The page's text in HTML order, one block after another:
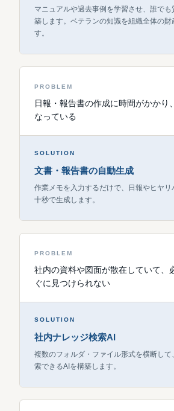
マニュアルや過去事例を学習させ、誰で
築します。ベテランの知識を組織全体の財
す。
PROBLEM
日報・報告書の作成に時間がかかり
なっている
SOLUTION
文書・報告書の自動生成
作業メモを入力するだけで、日報やヒヤリ
十秒で生成します。
PROBLEM
社内の資料や図面が散在していて、
ぐに見つけられない
SOLUTION
社内ナレッジ検索AI
複数のフォルダ・ファイル形式を横断して
索できるAIを構築します。